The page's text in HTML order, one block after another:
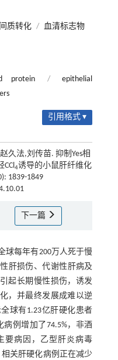
质转化 / 血清标志物
protein /
epithelial
引用格式 ▾
久法,刘传苗. 抑制Yes相
4诱导的小鼠肝纤维化
1839-1849
下一篇
球每年有200万人死于慢
肝损伤、代谢性肝病及
起长期慢性损伤，诱发
，并最终发展成难以逆
球有1.23亿肝硬化患者
病例增加了74.5%，非酒
要病因，乙型肝炎病毒
相关肝硬化病例正在减少